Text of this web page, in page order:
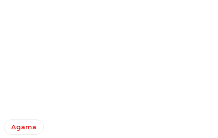
Agama